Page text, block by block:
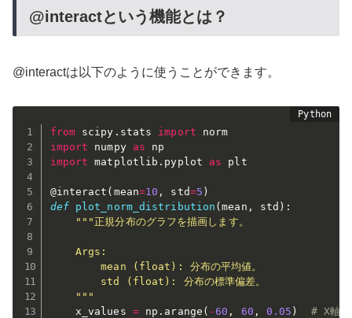
@interactという機能とは？
@interactは以下のように使うことができます。
from scipy . stats import
import numpy as
import matplotlib . pyplot as plt
@interact ( mean=10 , std=5 )
def
plot_norm_distribution (mean , std ) :
"""正規分布のグラフを描画します。
    Args:
        mean (float): 分布の平均値。
        std (float): 分布の標準偏差。
    """
    x_values
= np . arange ( -60 , 60 , 0.05 )
# X軸の